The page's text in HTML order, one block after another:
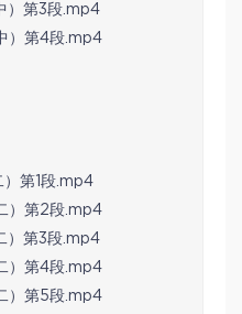
）第3段.mp4
）第4段.mp4
第1段.mp4
）第2段.mp4
）第3段.mp4
）第4段.mp4
）第5段.mp4